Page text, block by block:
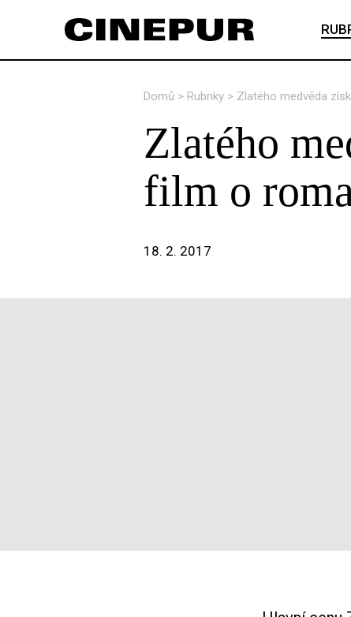
Domů > Rubriky > Zlatého medvěda
Zlatého
film o
18. 2. 2017